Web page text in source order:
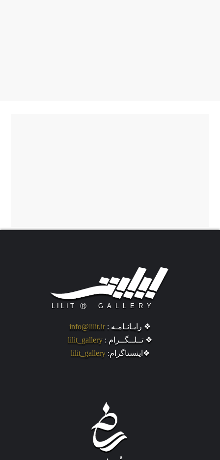
❖ رایـانـامـه : info@lilit.ir
❖ تــلــگــرام : lilit_gallery
❖اینستاگرام: lilit_gallery